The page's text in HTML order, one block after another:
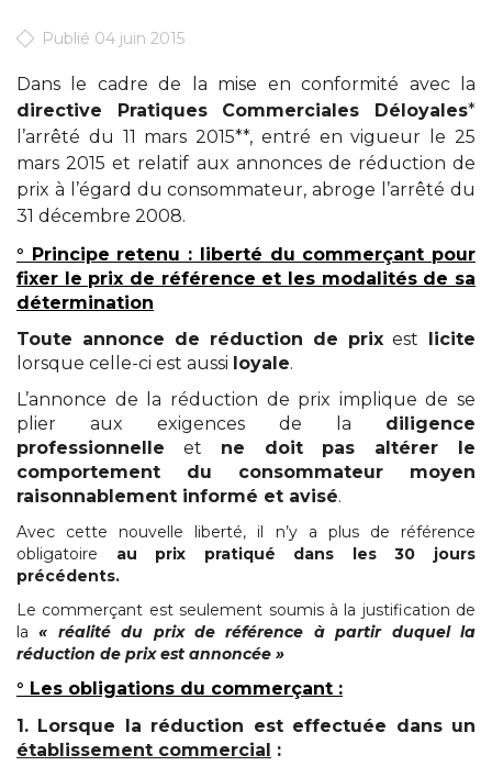
Publié 04 juin 2015
Dans le cadre de la mise en conformité avec la
directive Pratiques Commerciales Déloyales*
l’arrêté du 11 mars 2015**, entré en vigueur le 25
mars 2015 et relatif aux annonces de réduction de
prix à l’égard du consommateur, abroge l’arrêté du
31 décembre 2008.
° Principe retenu : liberté du commerçant pour
fixer le prix de référence et les modalités de sa
détermination
Toute annonce de réduction de prix est licite
lorsque celle-ci est aussi loyale.
L’annonce de la réduction de prix implique de se
plier aux exigences de la diligence
professionnelle et ne doit pas altérer le
comportement du consommateur moyen
raisonnablement informé et avisé.
Avec cette nouvelle liberté, il n’y a plus de référence
obligatoire au prix pratiqué dans les 30 jours
précédents.
Le commerçant est seulement soumis à la justification de
la« réalité du prix de référence à partir duquel la
réduction de prix est annoncée »
° Les obligations du commerçant :
1. Lorsque la réduction est effectuée dans un
établissement commercial :